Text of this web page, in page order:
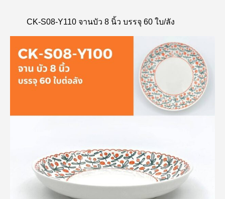
CK-S08-Y110 จานบัว 8 นิ้ว บรรจุ 60 ใบ/ลัง